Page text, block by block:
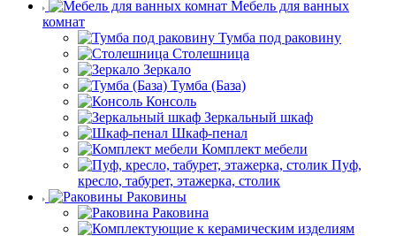
Мебель для ванных
комнат
Тумба под раковину
Столешница
Зеркало
Тумба (База)
Консоль
Зеркальный шкаф
Шкаф-пенал
Комплект мебели
Пуф,
кресло, табурет, этажерка, столик
Раковины
Раковина